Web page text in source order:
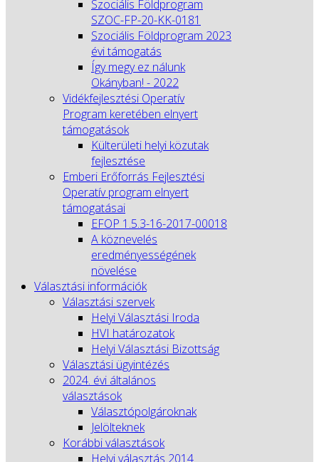
Szociális Földprogram
SZOC-FP-20-KK-0181
Szociális Földprogram 2023
évi támogatás
Így megy ez nálunk
Okányban! - 2022
Vidékfejlesztési Operatív
Program keretében elnyert
támogatások
Külterületi helyi közutak
fejlesztése
Emberi Erőforrás Fejlesztési
Operatív program elnyert
támogatásai
EFOP 1.5.3-16-2017-00018
A köznevelés
eredményességének
növelése
Választási információk
Választási szervek
Helyi Választási Iroda
HVI határozatok
Helyi Választási Bizottság
Választási ügyintézés
2024. évi általános
választások
Választópolgároknak
Jelölteknek
Korábbi választások
Helyi választás 2014